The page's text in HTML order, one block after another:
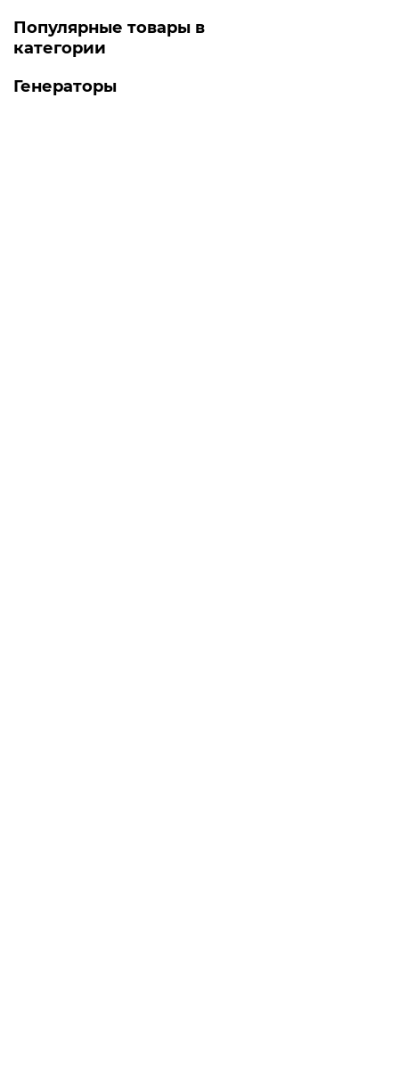
Популярные товары в
категории
Генераторы